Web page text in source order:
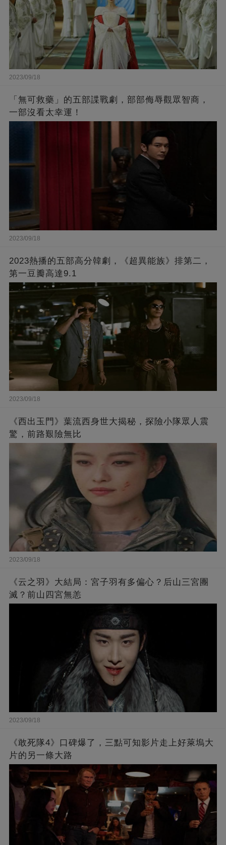
2023/09/18
「無可救藥」的五部諜戰劇，部部侮辱觀眾智商，
一部沒看太幸運！
2023/09/18
2023熱播的五部高分韓劇，《超異能族》排第二，
第一豆瓣高達9.1
2023/09/18
《西出玉門》葉流西身世大揭秘，探險小隊眾人震
驚，前路艱險無比
2023/09/18
《云之羽》大結局：宮子羽有多偏心？后山三宮團
滅？前山四宮無恙
2023/09/18
《敢死隊4》口碑爆了，三點可知影片走上好萊塢大
片的另一條大路